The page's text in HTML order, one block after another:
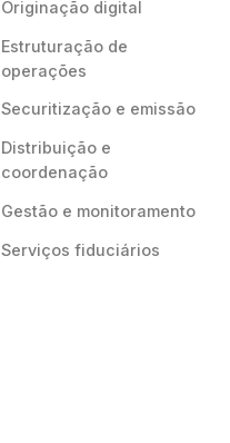
Originação digital
Estruturação de
operações
Securitização e emissão
Distribuição e
coordenação
Gestão e monitoramento
Serviços fiduciários